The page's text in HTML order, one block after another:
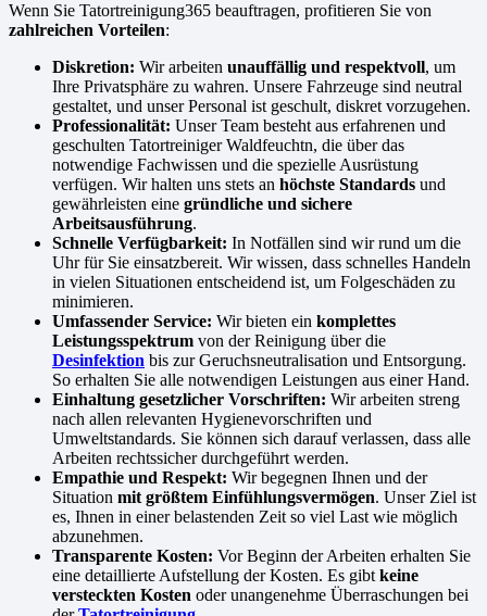
Wenn Sie Tatortreinigung365 beauftragen, profitieren Sie von
zahlreichen Vorteilen:
Diskretion: Wir arbeiten unauffällig und respektvoll, um
Ihre Privatsphäre zu wahren. Unsere Fahrzeuge sind neutral
gestaltet, und unser Personal ist geschult, diskret vorzugehen.
Professionalität: Unser Team besteht aus erfahrenen und
geschulten Tatortreiniger Waldfeuchtn, die über das
notwendige Fachwissen und die spezielle Ausrüstung
verfügen. Wir halten uns stets an höchste Standards und
gewährleisten eine gründliche und sichere
Arbeitsausführung.
Schnelle Verfügbarkeit: In Notfällen sind wir rund um die
Uhr für Sie einsatzbereit. Wir wissen, dass schnelles Handeln
in vielen Situationen entscheidend ist, um Folgeschäden zu
minimieren.
Umfassender Service: Wir bieten ein komplettes
Leistungsspektrum von der Reinigung über die
Desinfektion bis zur Geruchsneutralisation und Entsorgung.
So erhalten Sie alle notwendigen Leistungen aus einer Hand.
Einhaltung gesetzlicher Vorschriften: Wir arbeiten streng
nach allen relevanten Hygienevorschriften und
Umweltstandards. Sie können sich darauf verlassen, dass alle
Arbeiten rechtssicher durchgeführt werden.
Empathie und Respekt: Wir begegnen Ihnen und der
Situation mit größtem Einfühlungsvermögen. Unser Ziel ist
es, Ihnen in einer belastenden Zeit so viel Last wie möglich
abzunehmen.
Transparente Kosten: Vor Beginn der Arbeiten erhalten Sie
eine detaillierte Aufstellung der Kosten. Es gibt keine
versteckten Kosten oder unangenehme Überraschungen bei